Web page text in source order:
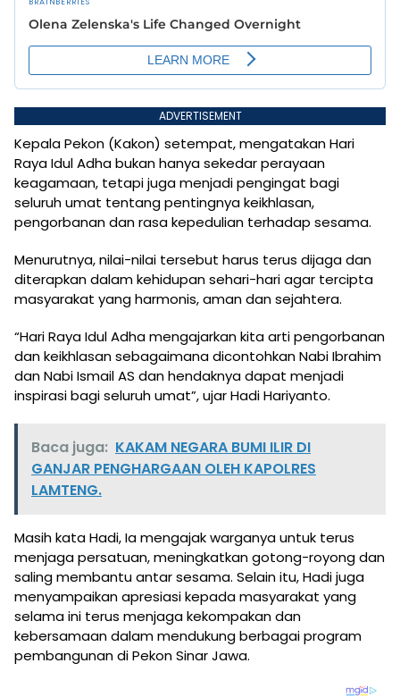
ADVERTISEMENT
Kepala Pekon (Kakon) setempat, mengatakan Hari
Raya Idul Adha bukan hanya sekedar perayaan
keagamaan, tetapi juga menjadi pengingat bagi
seluruh umat tentang pentingnya keikhlasan,
pengorbanan dan rasa kepedulian terhadap sesama.
Menurutnya, nilai-nilai tersebut harus terus dijaga dan
diterapkan dalam kehidupan sehari-hari agar tercipta
masyarakat yang harmonis, aman dan sejahtera.
“Hari Raya Idul Adha mengajarkan kita arti pengorbanan
dan keikhlasan sebagaimana dicontohkan Nabi Ibrahim
dan Nabi Ismail AS dan hendaknya dapat menjadi
inspirasi bagi seluruh umat”, ujar Hadi Hariyanto.
Baca juga: KAKAM NEGARA BUMI ILIR DI
GANJAR PENGHARGAAN OLEH KAPOLRES
LAMTENG.
Masih kata Hadi, Ia mengajak warganya untuk terus
menjaga persatuan, meningkatkan gotong-royong dan
saling membantu antar sesama. Selain itu, Hadi juga
menyampaikan apresiasi kepada masyarakat yang
selama ini terus menjaga kekompakan dan
kebersamaan dalam mendukung berbagai program
pembangunan di Pekon Sinar Jawa.